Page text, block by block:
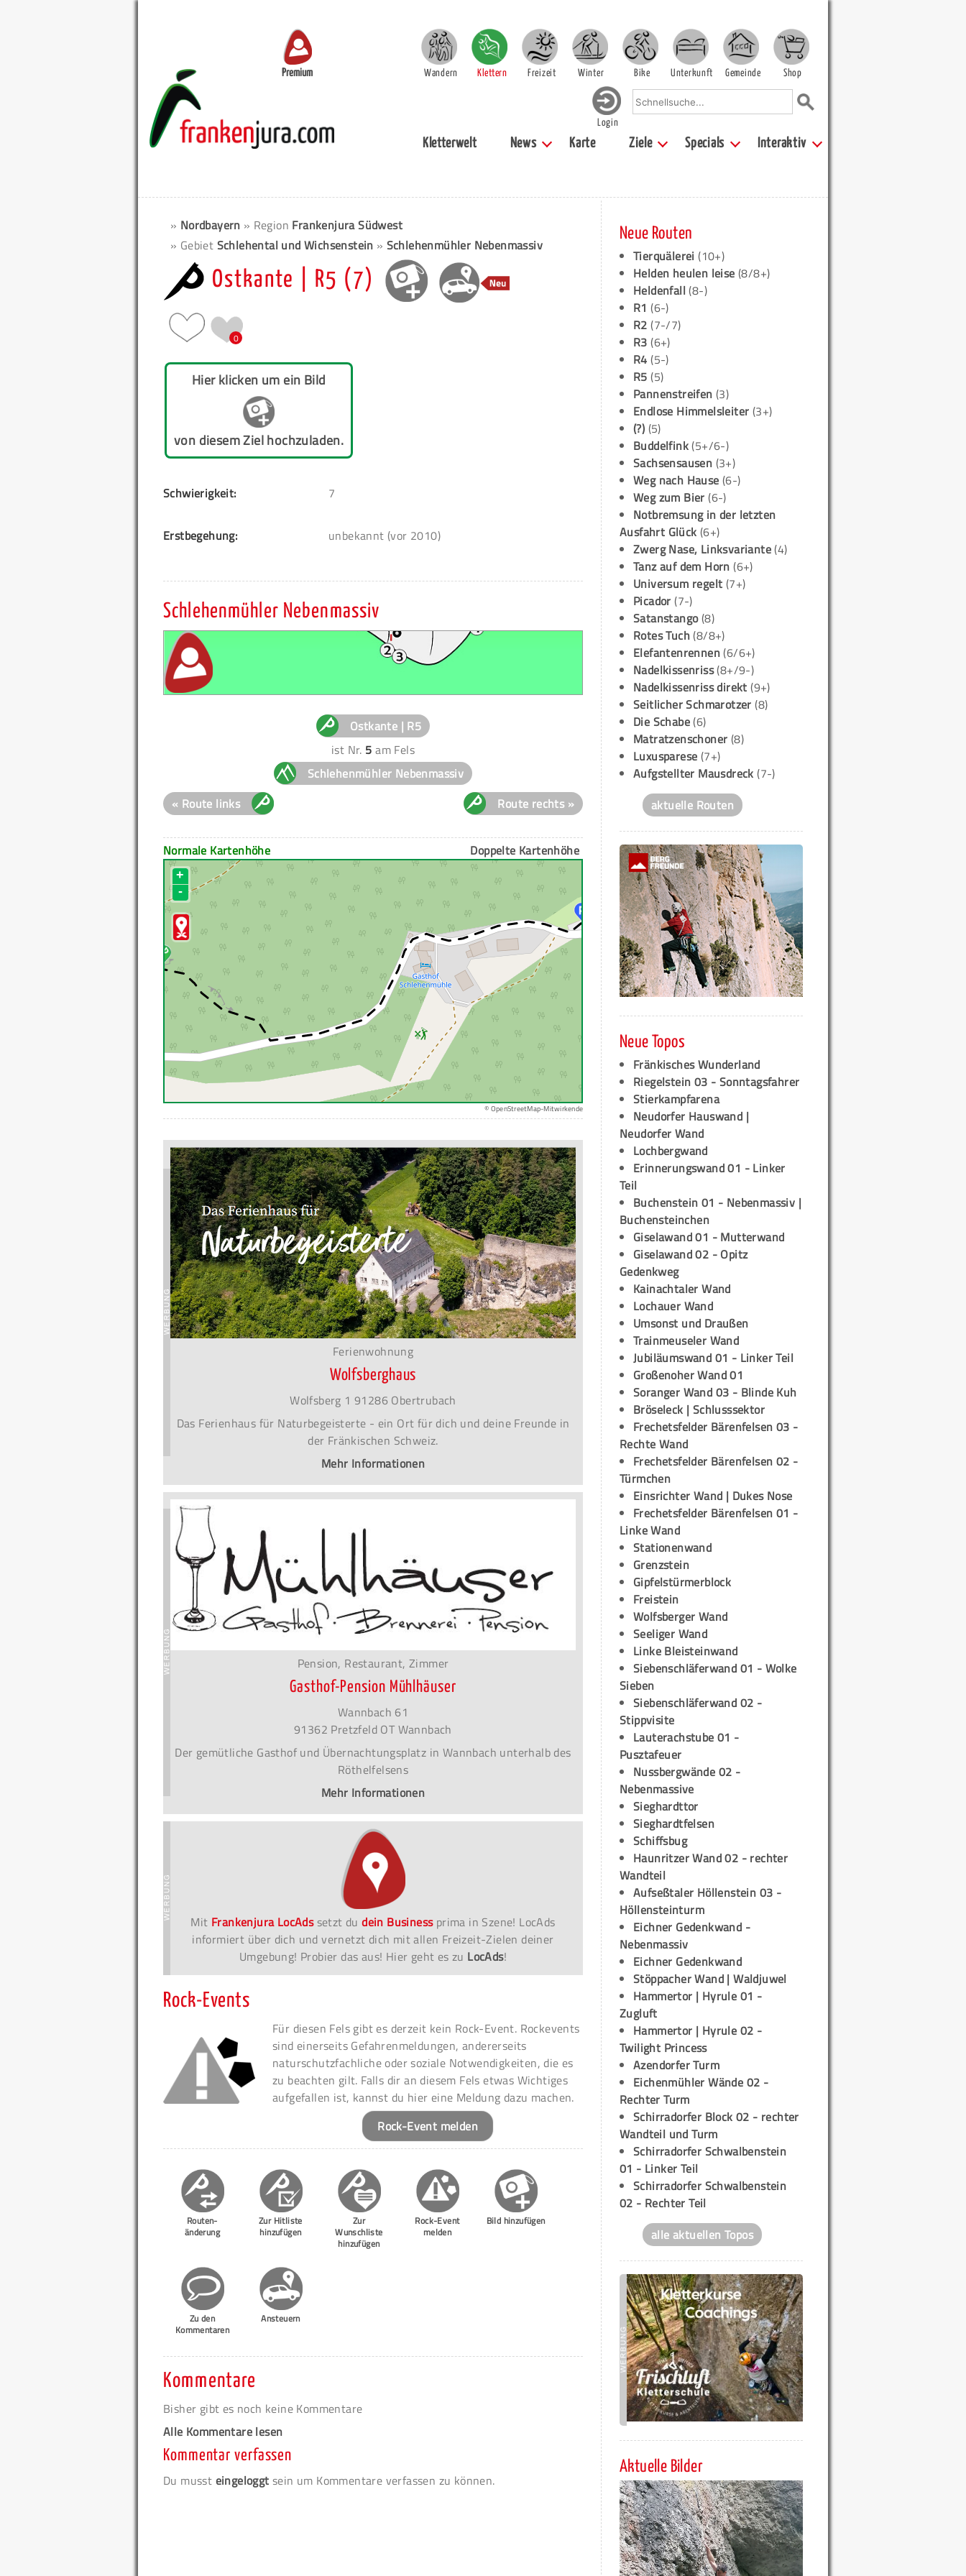
Premium Wandern Klettern Freizeit Winter Bike Unterkunft Gemeinde Shop
Login
Kletterwelt News Karte Ziele Specials Interaktiv
» Nordbayern » Region Frankenjura Südwest
» Gebiet Schlehental und Wichsenstein » Schlehenmühler Nebenmassiv
Ostkante | R5 (7)
0
Hier klicken um ein Bild
von diesem Ziel hochzuladen.
Schwierigkeit: 7
Erstbegehung: unbekannt (vor 2010)
Schlehenmühler Nebenmassiv
Ostkante | R5
ist Nr. 5 am Fels
Schlehenmühler Nebenmassiv
« Route links
Route rechts »
Normale Kartenhöhe Doppelte Kartenhöhe
+
-
© OpenStreetMap-Mitwirkende
Ferienwohnung
Wolfsberghaus
Wolfsberg 1 91286 Obertrubach
Das Ferienhaus für Naturbegeisterte - ein Ort für dich und deine Freunde in
der Fränkischen Schweiz.
Mehr Informationen
Pension, Restaurant, Zimmer
Gasthof-Pension Mühlhäuser
Wannbach 61
91362 Pretzfeld OT Wannbach
Der gemütliche Gasthof und Übernachtungsplatz in Wannbach unterhalb des
Röthelfelsens
Mehr Informationen
Mit Frankenjura LocAdssetzt dudein Businessprima in Szene! LocAds
informiert über dich und vernetzt dich mit allen Freizeit-Zielen deiner
Umgebung! Probier das aus! Hier geht es zu LocAds!
Rock-Events
Für diesen Fels gibt es derzeit kein Rock-Event. Rockevents
sind einerseits Gefahrenmeldungen, andererseits
naturschutzfachliche oder soziale Notwendigkeiten, die es
zu beachten gilt. Falls dir an diesem Fels etwas Wichtiges
aufgefallen ist, kannst du hier eine Meldung dazu machen.
Rock-Event melden
Routen-
änderung
Zur Hitliste
hinzufügen
Zur
Wunschliste
hinzufügen
Rock-Event
melden
Bild hinzufügen
Zu den
Kommentaren
Ansteuern
Kommentare
Bisher gibt es noch keine Kommentare
Alle Kommentare lesen
Kommentar verfassen
Du musst eingeloggt sein um Kommentare verfassen zu können.
Neue Routen
Tierquälerei (10+)
Helden heulen leise(8/8+)
Heldenfall(8-)
R1 (6-)
R2 (7-/7)
R3 (6+)
R4 (5-)
R5 (5)
Pannenstreifen (3)
Endlose Himmelsleiter (3+)
(?) (5)
Buddelfink(5+/6-)
Sachsensausen (3+)
Weg nach Hause (6-)
Weg zum Bier (6-)
Notbremsung in der letzten
Ausfahrt Glück (6+)
Zwerg Nase, Linksvariante(4)
Tanz auf dem Horn (6+)
Universum regelt (7+)
Picador (7-)
Satanstango(8)
Rotes Tuch(8/8+)
Elefantenrennen(6/6+)
Nadelkissenriss(8+/9-)
Nadelkissenriss direkt (9+)
Seitlicher Schmarotzer (8)
Die Schabe(6)
Matratzenschoner (8)
Luxusparese (7+)
Aufgstellter Mausdreck (7-)
aktuelle Routen
Neue Topos
Fränkisches Wunderland
Riegelstein 03 - Sonntagsfahrer
Stierkampfarena
Neudorfer Hauswand |
Neudorfer Wand
Lochbergwand
Erinnerungswand 01 - Linker
Teil
Buchenstein 01 - Nebenmassiv |
Buchensteinchen
Giselawand 01 - Mutterwand
Giselawand 02 - Opitz
Gedenkweg
Kainachtaler Wand
Lochauer Wand
Umsonst und Draußen
Trainmeuseler Wand
Jubiläumswand 01 - Linker Teil
Großenoher Wand 01
Soranger Wand 03 - Blinde Kuh
Bröseleck | Schlusssektor
Frechetsfelder Bärenfelsen 03 -
Rechte Wand
Frechetsfelder Bärenfelsen 02 -
Türmchen
Einsrichter Wand | Dukes Nose
Frechetsfelder Bärenfelsen 01 -
Linke Wand
Stationenwand
Grenzstein
Gipfelstürmerblock
Freistein
Wolfsberger Wand
Seeliger Wand
Linke Bleisteinwand
Siebenschläferwand 01 - Wolke
Sieben
Siebenschläferwand 02 -
Stippvisite
Lauterachstube 01 -
Pusztafeuer
Nussbergwände 02 -
Nebenmassive
Sieghardttor
Sieghardtfelsen
Schiffsbug
Haunritzer Wand 02 - rechter
Wandteil
Aufseßtaler Höllenstein 03 -
Höllensteinturm
Eichner Gedenkwand -
Nebenmassiv
Eichner Gedenkwand
Stöppacher Wand | Waldjuwel
Hammertor | Hyrule 01 -
Zugluft
Hammertor | Hyrule 02 -
Twilight Princess
Azendorfer Turm
Eichenmühler Wände 02 -
Rechter Turm
Schirradorfer Block 02 - rechter
Wandteil und Turm
Schirradorfer Schwalbenstein
01 - Linker Teil
Schirradorfer Schwalbenstein
02 - Rechter Teil
alle aktuellen Topos
Aktuelle Bilder